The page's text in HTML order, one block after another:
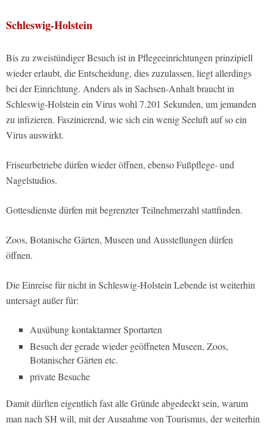
Schleswig-Holstein
Bis zu zweistündiger Besuch ist in Pflegeeinrichtungen prinzipiell
wieder erlaubt, die Entscheidung, dies zuzulassen, liegt allerdings
bei der Einrichtung. Anders als in Sachsen-Anhalt braucht in
Schleswig-Holstein ein Virus wohl 7.201 Sekunden, um jemanden
zu infizieren. Faszinierend, wie sich ein wenig Seeluft auf so ein
Virus auswirkt.
Friseurbetriebe dürfen wieder öffnen, ebenso Fußpflege- und
Nagelstudios.
Gottesdienste dürfen mit begrenzter Teilnehmerzahl stattfinden.
Zoos, Botanische Gärten, Museen und Ausstellungen dürfen
öffnen.
Die Einreise für nicht in Schleswig-Holstein Lebende ist weiterhin
untersagt außer für:
Ausübung kontaktarmer Sportarten
Besuch der gerade wieder geöffneten Museen, Zoos,
Botanischer Gärten etc.
private Besuche
Damit dürften eigentlich fast alle Gründe abgedeckt sein, warum
man nach SH will, mit der Ausnahme von Tourismus, der weiterhin